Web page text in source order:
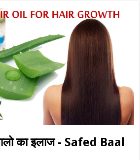
का इलाज - Safed Baal